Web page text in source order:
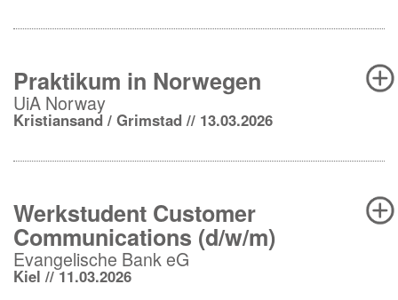
Praktikum in Norwegen
UiA Norway
Kristiansand / Grimstad // 13.03.2026
Werkstudent Customer
Communications (d/w/m)
Evangelische Bank eG
Kiel // 11.03.2026